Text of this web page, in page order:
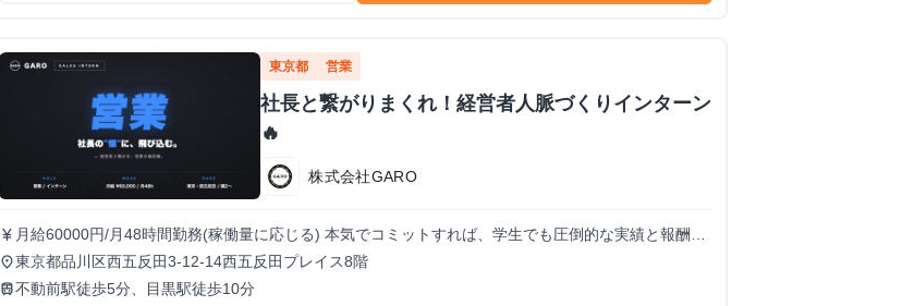
東京都 営業
社長と繋がりまくれ！経営者人脈づくりインターン
🔥
株式会社GARO
currency_yen 月給60000円/月48時間勤務(稼働量に応じる) 本気でコミットすれば、学生でも圧倒的な実績と報酬を
得られる環境です！
place東京都品川区西五反田3-12-14西五反田プレイス8階
train不動前駅徒歩5分、目黒駅徒歩10分